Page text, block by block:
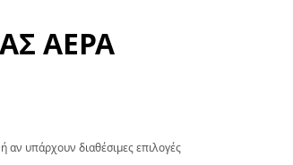
ΑΕΡΑ
αν υπάρχουν διαθέσιμες επιλογές